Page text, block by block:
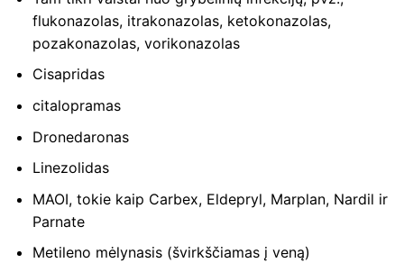
flukonazolas, itrakonazolas, ketokonazolas,
pozakonazolas, vorikonazolas
Cisapridas
citalopramas
Dronedaronas
Linezolidas
MAOI, tokie kaip Carbex, Eldepryl, Marplan, Nardil ir
Parnate
Metileno mėlynasis (švirkščiamas į veną)